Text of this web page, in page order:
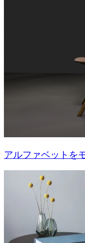
アルファベットを